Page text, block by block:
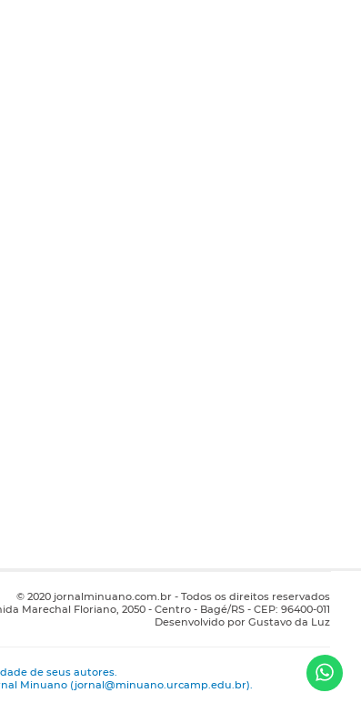
© 2020 jornalminuano.com.br - Todos os direitos reservados
Marechal Floriano, 2050 - Centro - Bagé/RS - CEP: 96400-011
Desenvolvido por Gustavo da Luz
de seus autores.
Minuano (jornal@minuano.urcamp.edu.br).